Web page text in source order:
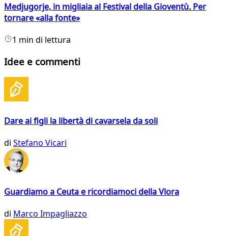
Medjugorje, in migliaia al Festival della Gioventù. Per
tornare «alla fonte»
1 min di lettura
Idee e commenti
Dare ai figli la libertà di cavarsela da soli
di Stefano Vicari
Guardiamo a Ceuta e ricordiamoci della Vlora
di Marco Impagliazzo